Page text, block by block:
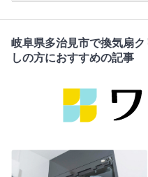
岐阜県多治見市で換気扇
しの方におすすめの記事